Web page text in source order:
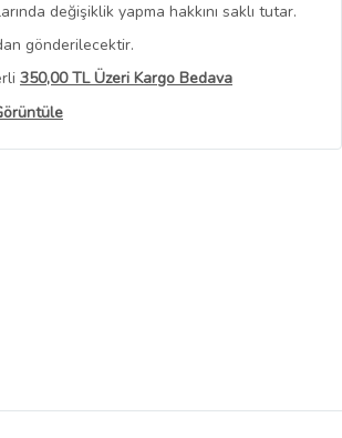
değişiklik yapma hakkını saklı tutar.
gönderilecektir.
350,00 TL Üzeri Kargo Bedava
bilgileri, satıcı tarafından